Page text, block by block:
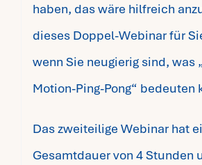
haben, das wäre hilfreich
dieses Doppel-Webinar für
wenn Sie neugierig sind, was
Motion-Ping-Pong“ bedeuten
Das zweiteilige Webinar hat
Gesamtdauer von 4 Stunden